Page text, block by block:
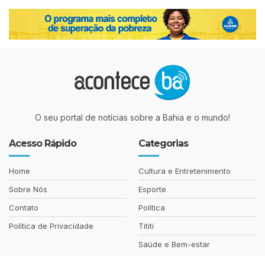
O seu portal de notícias sobre a Bahia e o mundo!
Acesso Rápido
Home
Sobre Nós
Contato
Política de Privacidade
Categorias
Cultura e Entretenimento
Esporte
Política
Tititi
Saúde e Bem-estar